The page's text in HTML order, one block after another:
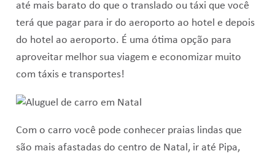
até mais barato do que o translado ou táxi que você
terá que pagar para ir do aeroporto ao hotel e depois
do hotel ao aeroporto. É uma ótima opção para
aproveitar melhor sua viagem e economizar muito
com táxis e transportes!
Com o carro você pode conhecer praias lindas que
são mais afastadas do centro de Natal, ir até Pipa,